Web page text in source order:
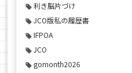
利き脳片づけ
JCO版私の履歴書
IFPOA
JCO
gomonth2026